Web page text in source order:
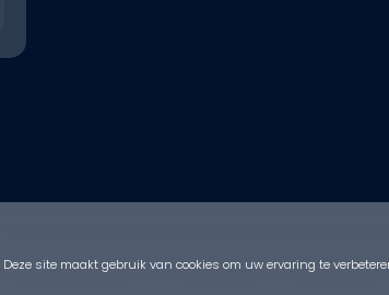
Deze site maakt gebruik van cookies om uw ervaring te